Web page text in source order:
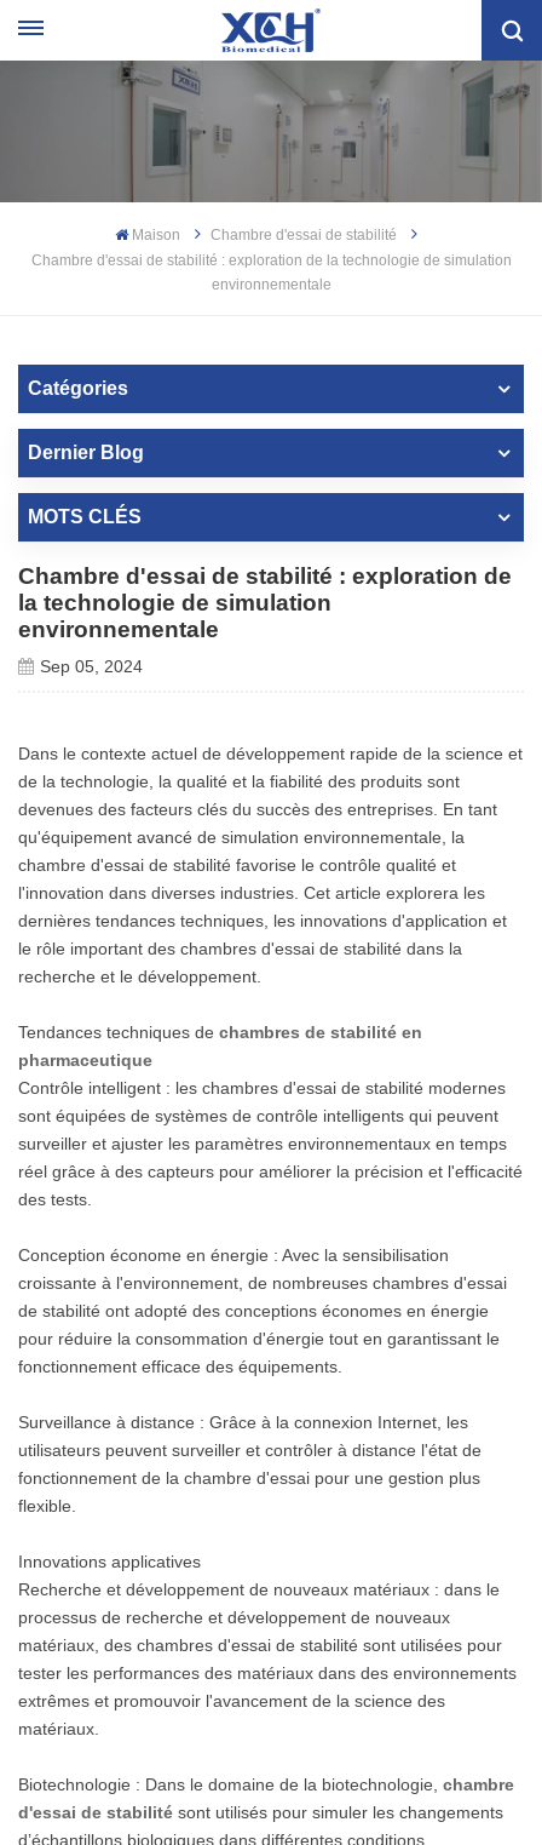
Maison
Chambre d'essai de stabilité
Chambre d'essai de stabilité : exploration de la technologie de simulation
environnementale
Catégories
Dernier Blog
MOTS CLÉS
Chambre d'essai de stabilité : exploration de
la technologie de simulation
environnementale
Sep 05, 2024
Dans le contexte actuel de développement rapide de la science et
de la technologie, la qualité et la fiabilité des produits sont
devenues des facteurs clés du succès des entreprises. En tant
qu'équipement avancé de simulation environnementale, la
chambre d'essai de stabilité favorise le contrôle qualité et
l'innovation dans diverses industries. Cet article explorera les
dernières tendances techniques, les innovations d'application et
le rôle important des chambres d'essai de stabilité dans la
recherche et le développement.
Tendances techniques de chambres de stabilité en
pharmaceutique
Contrôle intelligent : les chambres d'essai de stabilité modernes
sont équipées de systèmes de contrôle intelligents qui peuvent
surveiller et ajuster les paramètres environnementaux en temps
réel grâce à des capteurs pour améliorer la précision et l'efficacité
des tests.
Conception économe en énergie : Avec la sensibilisation
croissante à l'environnement, de nombreuses chambres d'essai
de stabilité ont adopté des conceptions économes en énergie
pour réduire la consommation d'énergie tout en garantissant le
fonctionnement efficace des équipements.
Surveillance à distance : Grâce à la connexion Internet, les
utilisateurs peuvent surveiller et contrôler à distance l'état de
fonctionnement de la chambre d'essai pour une gestion plus
flexible.
Innovations applicatives
Recherche et développement de nouveaux matériaux : dans le
processus de recherche et développement de nouveaux
matériaux, des chambres d'essai de stabilité sont utilisées pour
tester les performances des matériaux dans des environnements
extrêmes et promouvoir l'avancement de la science des
matériaux.
Biotechnologie : Dans le domaine de la biotechnologie, chambre
d'essai de stabilité sont utilisés pour simuler les changements
d’échantillons biologiques dans différentes conditions